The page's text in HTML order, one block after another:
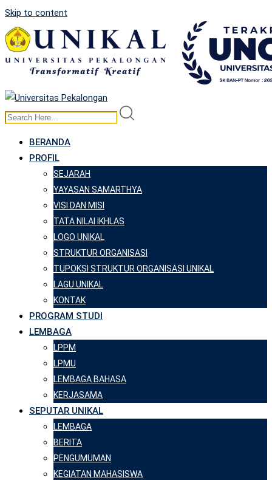
Skip to content
BERANDA
PROFIL
SEJARAH
YAYASAN SAMARTHYA
VISI DAN MISI
TATA NILAI IKHLAS
LOGO UNIKAL
STRUKTUR ORGANISASI
TUPOKSI STRUKTUR ORGANISASI UNIKAL
LAGU UNIKAL
KONTAK
PROGRAM STUDI
LEMBAGA
LPPM
LPMU
LEMBAGA BAHASA
KERJASAMA
SEPUTAR UNIKAL
LEMBAGA
BERITA
PENGUMUMAN
KEGIATAN MAHASISWA